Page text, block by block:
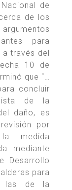
de
de los
para
través del
10 de
que “…
concluir
de la
daño, es
por
medida
mediante
Desarrollo
para
las de la